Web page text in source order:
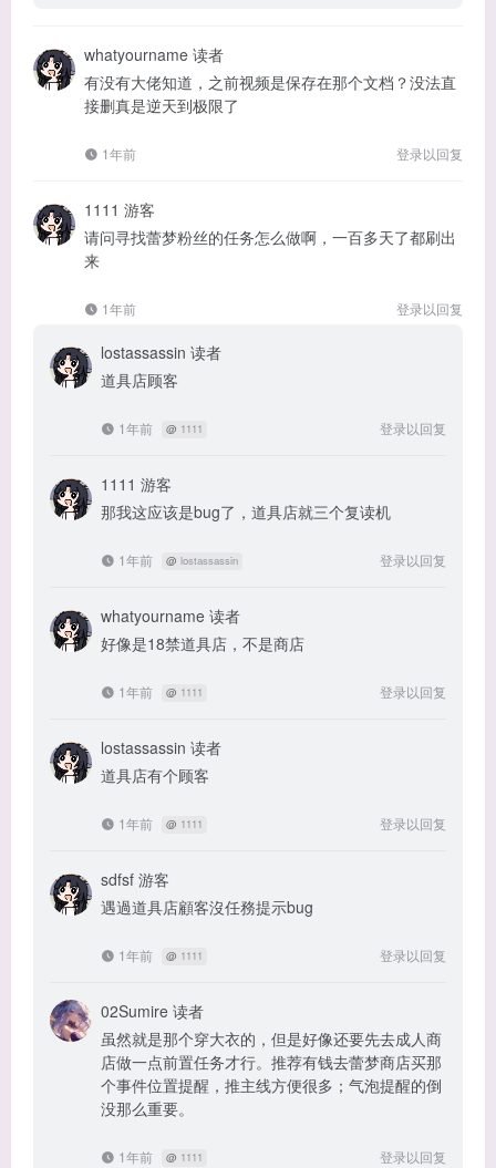
whatyourname 读者
有没有大佬知道，之前视频是保存在那个文档？没法直
接删真是逆天到极限了
1年前 登录以回复
1111 游客
请问寻找蕾梦粉丝的任务怎么做啊，一百多天了都刷出
来
1年前 登录以回复
lostassassin 读者
道具店顾客
1年前 @ 1111 登录以回复
1111 游客
那我这应该是bug了，道具店就三个复读机
1年前 @ lostassassin 登录以回复
whatyourname 读者
好像是18禁道具店，不是商店
1年前 @ 1111 登录以回复
lostassassin 读者
道具店有个顾客
1年前 @ 1111 登录以回复
sdfsf 游客
遇過道具店顧客沒任務提示bug
1年前 @ 1111 登录以回复
02Sumire 读者
虽然就是那个穿大衣的，但是好像还要先去成人商
店做一点前置任务才行。推荐有钱去蕾梦商店买那
个事件位置提醒，推主线方便很多；气泡提醒的倒
没那么重要。
1年前 @ 1111 登录以回复